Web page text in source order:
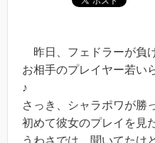
昨日、フェドラーが負
お相手のプレイヤー若い
♪
さっき、シャラポワが勝
初めて彼女のプレイを見
うわさでは、聞いてたけ